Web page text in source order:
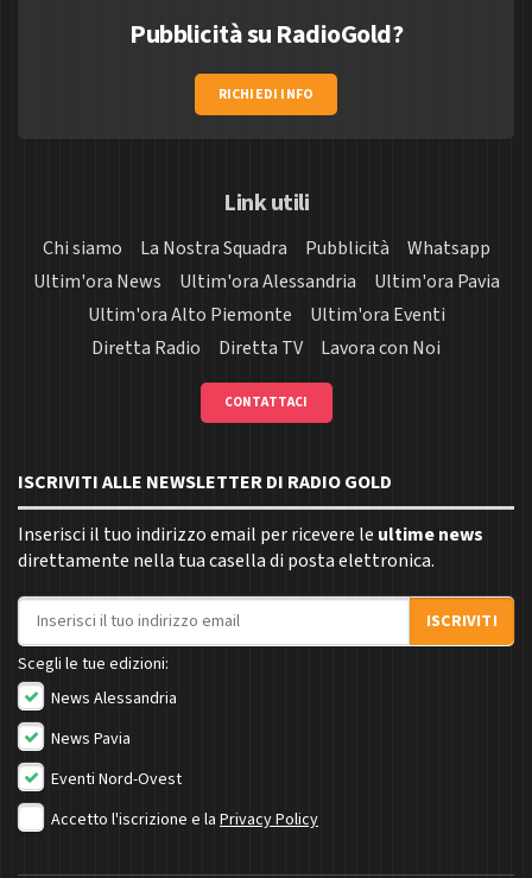
Pubblicità su RadioGold?
RICHIEDI INFO
Link utili
Chi siamo La Nostra Squadra Pubblicità
Whatsapp
Ultim'ora News
Ultim'ora Alessandria
Ultim'ora Pavia
Ultim'ora Alto Piemonte
Ultim'ora Eventi
Diretta Radio
Diretta TV Lavora con Noi
CONTATTACI
ISCRIVITI ALLE NEWSLETTER DI RADIO GOLD
Inserisci il tuo indirizzo email per ricevere le ultime news
direttamente nella tua casella di posta elettronica.
Indirizzo email
ISCRIVITI
Scegli le tue edizioni:
News Alessandria
News Pavia
Eventi Nord-Ovest
Accetto l'iscrizione e la Privacy Policy